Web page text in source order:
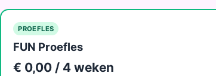
PROEFLES
FUN Proefles
€ 0,00 / 4 weken